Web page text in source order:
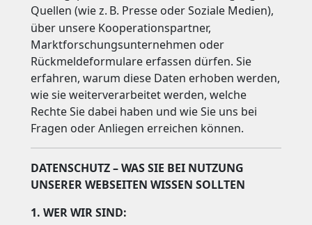
Quellen (wie z. B. Presse oder Soziale Medien),
über unsere Kooperationspartner,
Marktforschungsunternehmen oder
Rückmeldeformulare erfassen dürfen. Sie
erfahren, warum diese Daten erhoben werden,
wie sie weiterverarbeitet werden, welche
Rechte Sie dabei haben und wie Sie uns bei
Fragen oder Anliegen erreichen können.
DATENSCHUTZ – WAS SIE BEI NUTZUNG
UNSERER WEBSEITEN WISSEN SOLLTEN
1. WER WIR SIND: